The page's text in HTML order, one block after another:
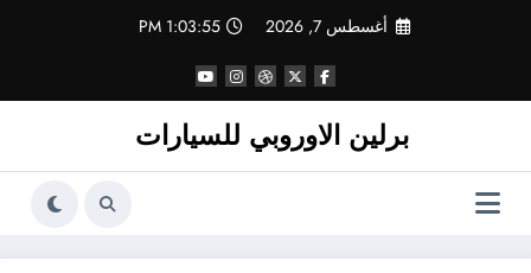
أغسطس 7, 2026 1:03:55 PM
برلين الاوروبي للسيارات